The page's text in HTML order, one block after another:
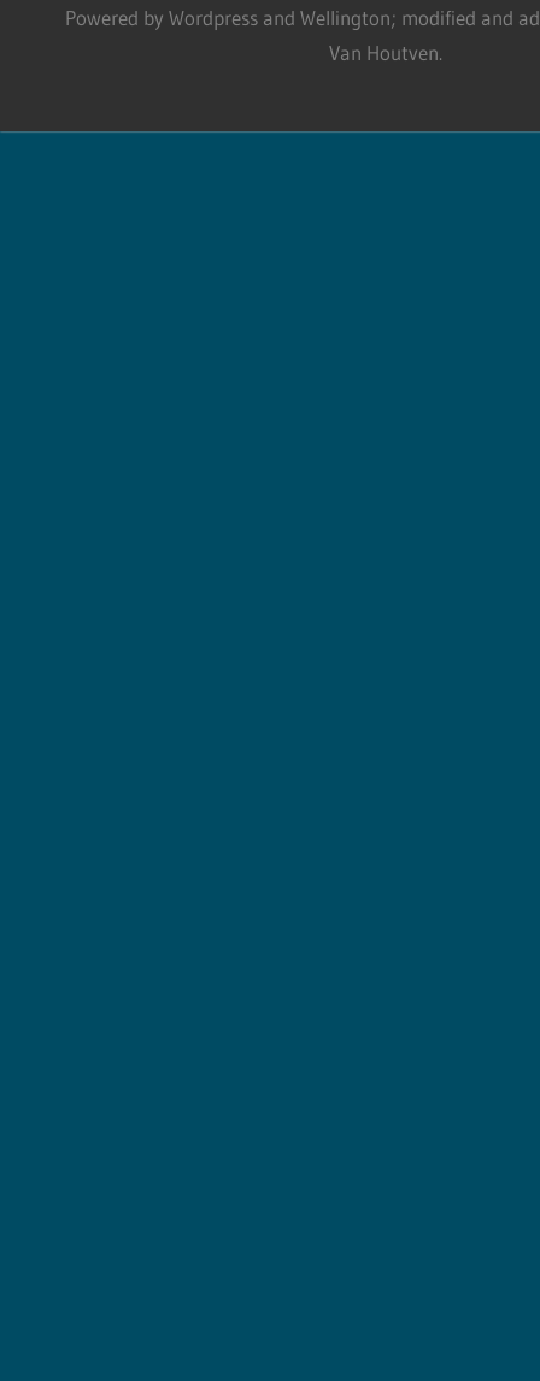
Powered by Wordpress and Wellington; modified and
Van Houtven.